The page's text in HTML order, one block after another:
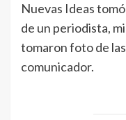
Nuevas Ideas
de un periodista,
tomaron foto de
comunicador.